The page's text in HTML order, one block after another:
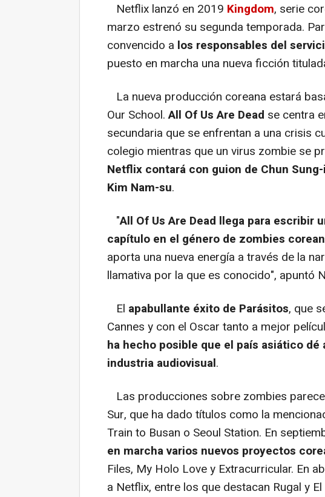
Netflix lanzó en 2019 Kingdom, serie
marzo estrenó su segunda temporada.
convencido a los responsables del
puesto en marcha una nueva ficción
La nueva producción coreana estará
Our School.All Of Us Are Dead se centra
secundaria que se enfrentan a una crisis
colegio mientras que un virus zombie se
Netflix contará con guion de Chun
Kim Nam-su.
"All Of Us Are Dead llega para escribir
capítulo en el género de zombies
aporta una nueva energía a través de la
llamativa por la que es conocido", apuntó
El apabullante éxito de Parásitos, que
Cannes y con el Oscar tanto a mejor
ha hecho posible que el país asiático
industria audiovisual.
Las producciones sobre zombies
Sur, que ha dado títulos como la
Train to Busan o Seoul Station. En
en marcha varios nuevos proyectos
Files, My Holo Love y Extracurricular. En
a Netflix, entre los que destacan Rugal y